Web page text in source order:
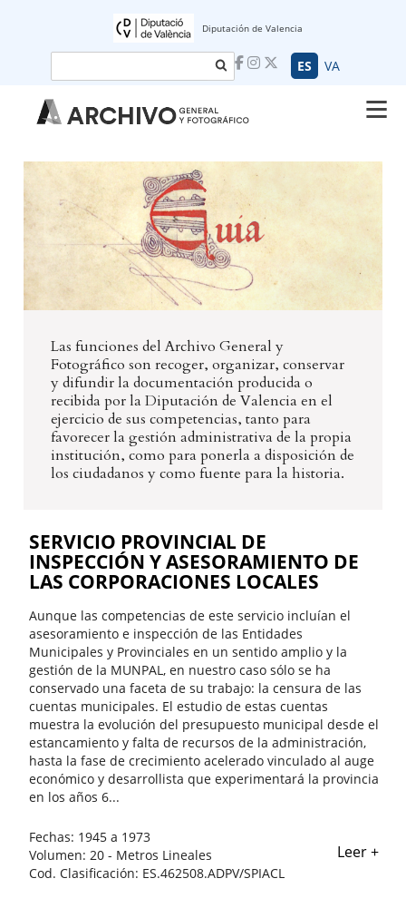
Diputación de Valencia
ES VA
Las funciones del Archivo General y
Fotográfico son recoger, organizar, conservar
y difundir la documentación producida o
recibida por la Diputación de Valencia en el
ejercicio de sus competencias, tanto para
favorecer la gestión administrativa de la propia
institución, como para ponerla a disposición de
los ciudadanos y como fuente para la historia.
SERVICIO PROVINCIAL DE
INSPECCIÓN Y ASESORAMIENTO DE
LAS CORPORACIONES LOCALES
Aunque las competencias de este servicio incluían el
asesoramiento e inspección de las Entidades
Municipales y Provinciales en un sentido amplio y la
gestión de la MUNPAL, en nuestro caso sólo se ha
conservado una faceta de su trabajo: la censura de las
cuentas municipales. El estudio de estas cuentas
muestra la evolución del presupuesto municipal desde el
estancamiento y falta de recursos de la administración,
hasta la fase de crecimiento acelerado vinculado al auge
económico y desarrollista que experimentará la provincia
en los años 6...
Fechas: 1945 a 1973
Volumen: 20 - Metros Lineales
Cod. Clasificación: ES.462508.ADPV/SPIACL
Leer +